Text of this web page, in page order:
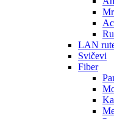
LAN
Svičevi
Fiber